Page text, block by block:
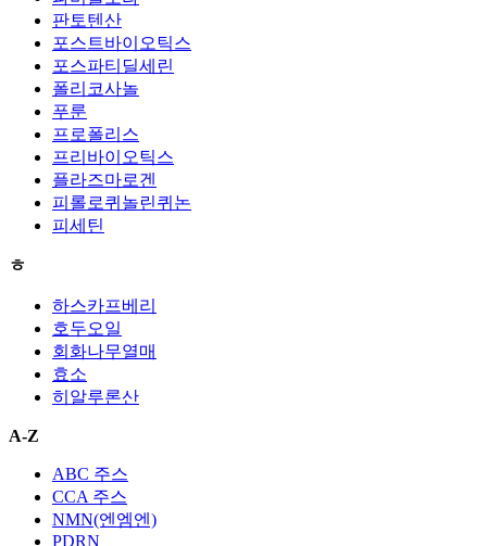
판토텐산
포스트바이오틱스
포스파티딜세린
폴리코사놀
푸룬
프로폴리스
프리바이오틱스
플라즈마로겐
피롤로퀴놀린퀴논
피세틴
ㅎ
하스카프베리
호두오일
회화나무열매
효소
히알루론산
A-Z
ABC 주스
CCA 주스
NMN(엔엠엔)
PDRN